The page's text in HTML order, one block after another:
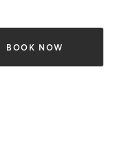
BOOK NOW